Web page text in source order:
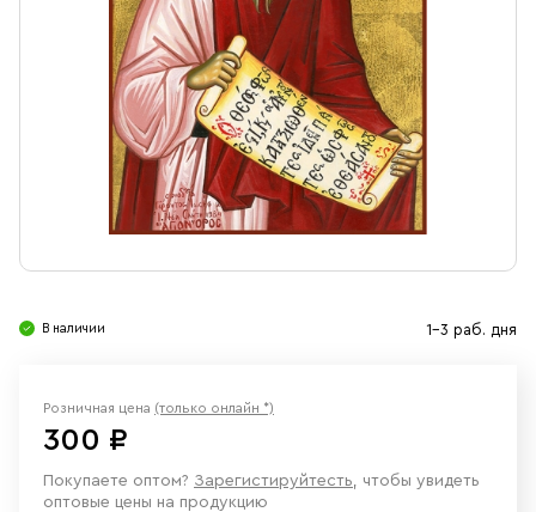
Ювелирные изделия
В наличии 1-3 раб. дня
Розничная цена (только онлайн *)
300 ₽
Покупаете оптом? Зарегистируйтесть, чтобы увидеть
оптовые цены на продукцию